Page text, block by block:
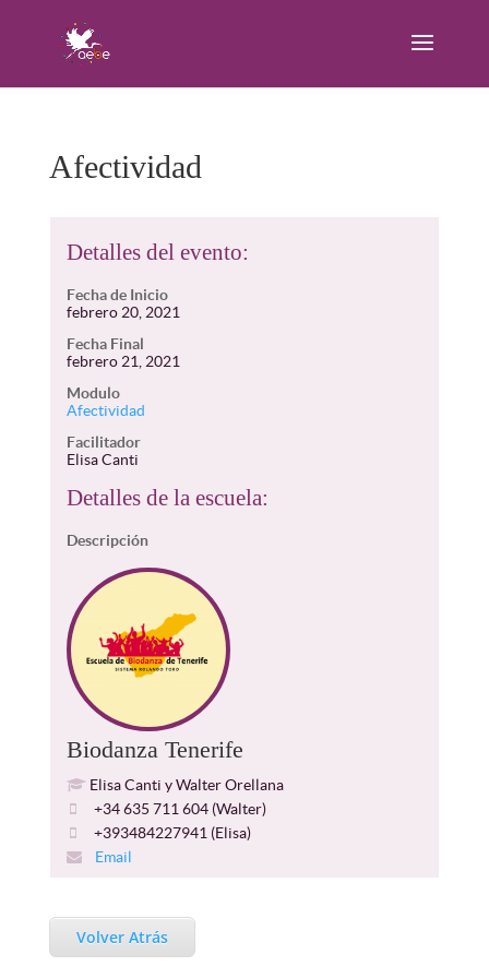
Afectividad
Detalles del evento:
Fecha de Inicio
febrero 20, 2021
Fecha Final
febrero 21, 2021
Modulo
Afectividad
Facilitador
Elisa Canti
Detalles de la escuela:
Descripción
Biodanza Tenerife
Elisa Canti y Walter Orellana
+34 635 711 604 (Walter)
+393484227941 (Elisa)
Email
Volver Atrás